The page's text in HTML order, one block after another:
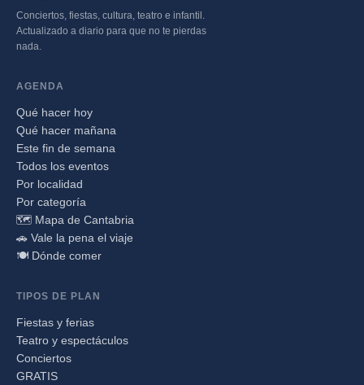
Conciertos, fiestas, cultura, teatro e infantil.
Actualizado a diario para que no te pierdas
nada.
AGENDA
Qué hacer hoy
Qué hacer mañana
Este fin de semana
Todos los eventos
Por localidad
Por categoría
🗺️ Mapa de Cantabria
🚗 Vale la pena el viaje
🍽️ Dónde comer
TIPOS DE PLAN
Fiestas y ferias
Teatro y espectáculos
Conciertos
GRATIS